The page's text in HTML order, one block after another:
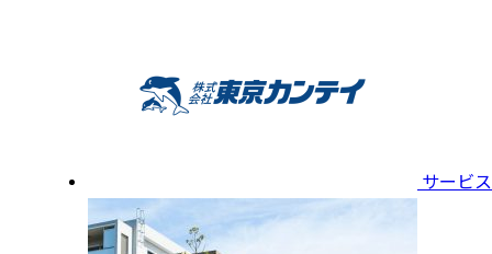
サービス